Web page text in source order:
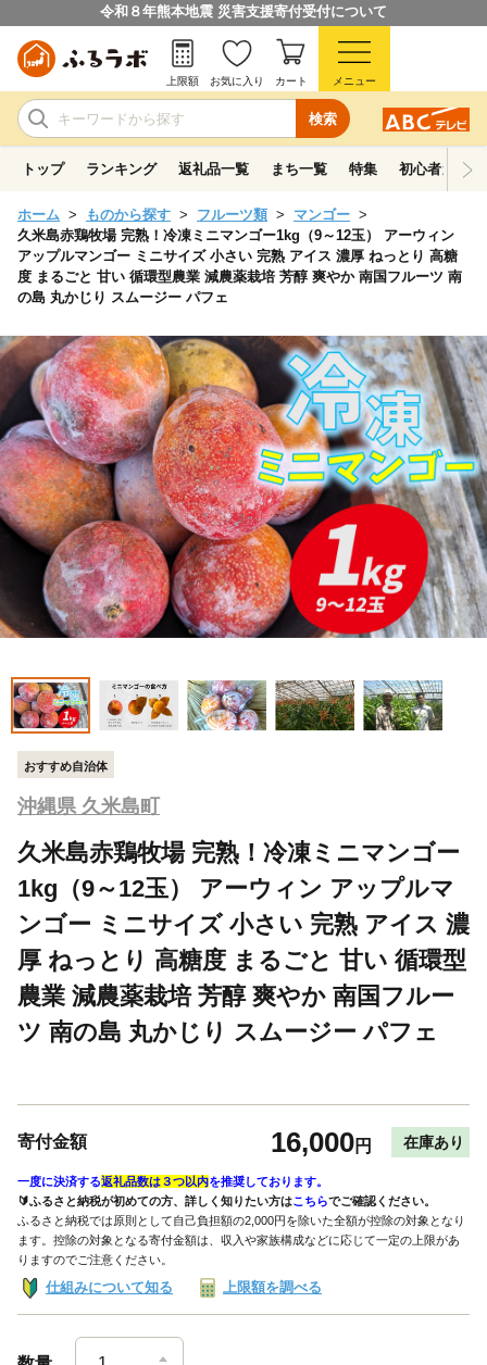
令和８年熊本地震 災害支援寄付受付について
検索
上限額 お気に入り カート メニュー
トップ ランキング 返礼品一覧 まち一覧 特集 初心者ガイド
ホーム ものから探す フルーツ類
マンゴー
久米島赤鶏牧場 完熟！冷凍ミニマンゴー1kg（9～12玉） アーウィン
アップルマンゴー ミニサイズ 小さい 完熟 アイス 濃厚 ねっとり 高糖
度 まるごと 甘い 循環型農業 減農薬栽培 芳醇 爽やか 南国フルーツ 南
の島 丸かじり スムージー パフェ
おすすめ自治体
沖縄県 久米島町
久米島赤鶏牧場 完熟！冷凍ミニマンゴー
1kg（9～12玉） アーウィン アップルマ
ンゴー ミニサイズ 小さい 完熟 アイス 濃
厚 ねっとり 高糖度 まるごと 甘い 循環型
農業 減農薬栽培 芳醇 爽やか 南国フルー
ツ 南の島 丸かじり スムージー パフェ
寄付金額 16,000円 在庫あり
一度に決済する返礼品数は３つ以内を推奨しております。
🔰ふるさと納税が初めての方、詳しく知りたい方はこちらでご確認ください。
ふるさと納税では原則として自己負担額の2,000円を除いた全額が控除の対象となり
ます。控除の対象となる寄付金額は、収入や家族構成などに応じて一定の上限があ
りますのでご注意ください。
仕組みについて知る 上限額を調べる